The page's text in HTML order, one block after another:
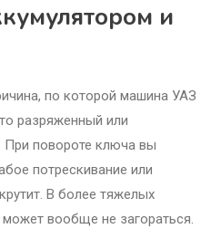
и
по которой машина УАЗ
разряженный или
При повороте ключа вы
потрескивание или
В более тяжелых
вообще не загораться.